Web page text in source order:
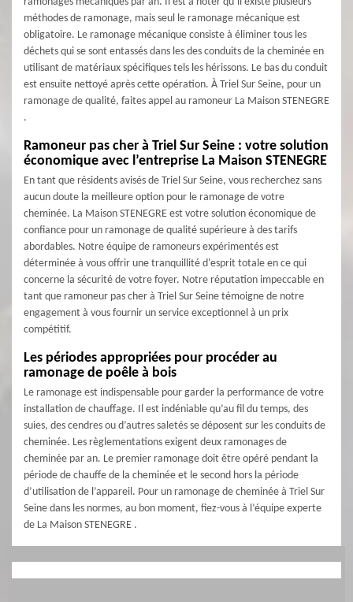
méthodes de ramonage, mais seul le ramonage mécanique est
obligatoire. Le ramonage mécanique consiste à éliminer tous les
déchets qui se sont entassés dans les des conduits de la cheminée en
utilisant de matériaux spécifiques tels les hérissons. Le bas du conduit
est ensuite nettoyé après cette opération. À Triel Sur Seine, pour un
ramonage de qualité, faites appel au ramoneur La Maison STENEGRE
.
Ramoneur pas cher à Triel Sur Seine : votre solution
économique avec l’entreprise La Maison STENEGRE
En tant que résidents avisés de Triel Sur Seine, vous recherchez sans
aucun doute la meilleure option pour le ramonage de votre
cheminée. La Maison STENEGRE est votre solution économique de
confiance pour un ramonage de qualité supérieure à des tarifs
abordables. Notre équipe de ramoneurs expérimentés est
déterminée à vous offrir une tranquillité d'esprit totale en ce qui
concerne la sécurité de votre foyer. Notre réputation impeccable en
tant que ramoneur pas cher à Triel Sur Seine témoigne de notre
engagement à vous fournir un service exceptionnel à un prix
compétitif.
Les périodes appropriées pour procéder au
ramonage de poêle à bois
Le ramonage est indispensable pour garder la performance de votre
installation de chauffage. Il est indéniable qu’au fil du temps, des
suies, des cendres ou d’autres saletés se déposent sur les conduits de
cheminée. Les règlementations exigent deux ramonages de
cheminée par an. Le premier ramonage doit être opéré pendant la
période de chauffe de la cheminée et le second hors la période
d’utilisation de l’appareil. Pour un ramonage de cheminée à Triel Sur
Seine dans les normes, au bon moment, fiez-vous à l’équipe experte
de La Maison STENEGRE .